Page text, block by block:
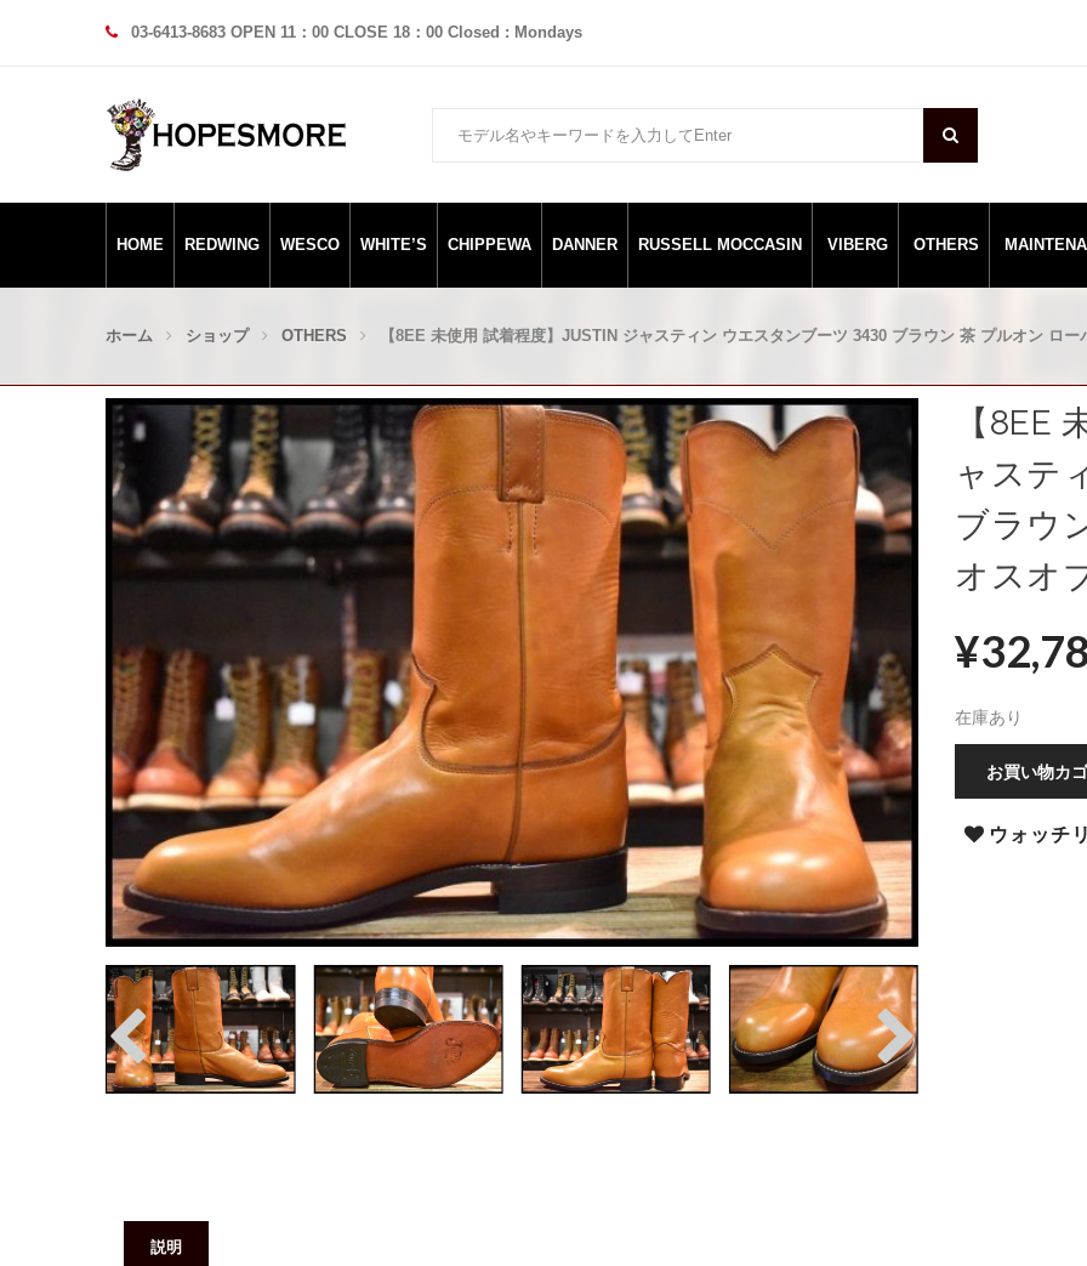
03-6413-8683 OPEN 11：00 CLOSE 18：00 Closed : Mondays
HOME REDWING WESCO WHITE’S CHIPPEWA DANNER RUSSELL MOCCASIN VIBERG OTHERS
ホーム ショップ OTHERS 【8EE 未使用 試着程度】JUSTIN ジャスティン ウエスタンブーツ 3430 ブラウン 茶 プルオン ロ
【8EE
ャステ
ブラウ
オスオ
¥
在庫あり
お買い物カ
ウォッチ
説明